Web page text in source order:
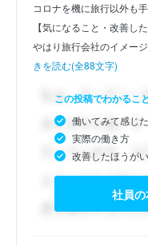
コロナを機に旅行以外も
【気になること・改善し
やはり旅行会社のイメー
きを読む(全88文字)
この投稿でわかること
働いてみて感じ
実際の働き方
改善したほうが
社員の